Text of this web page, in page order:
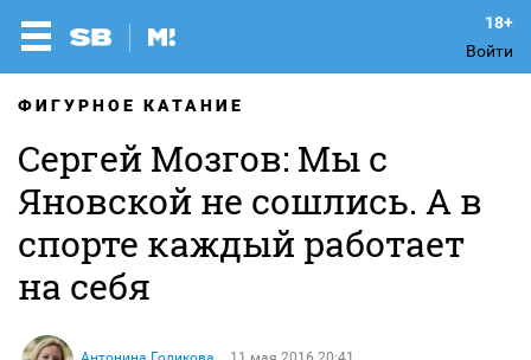
Войти
ФИГУРНОЕ КАТАНИЕ
Сергей Мозгов: Мы с
Яновской не сошлись. А в
спорте каждый работает
на себя